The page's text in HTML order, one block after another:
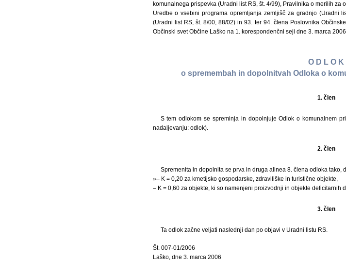
komunalnega prispevka (Uradni list RS, št. 4/99), Pravilnika o merilih za
Uredbe o vsebini programa opremljanja zemljišč za gradnjo (Uradni
(Uradni list RS, št. 8/00, 88/02) in 93. ter 94. člena Poslovnika
Občinski svet Občine Laško na 1. korespondenčni seji dne 3. marca 2006
O D L O K
o spremembah in dopolnitvah Odloka o
1. člen
S tem odlokom se spreminja in dopolnjuje Odlok o komunalnem
nadaljevanju: odlok).
2. člen
Spremenita in dopolnita se prva in druga alinea 8. člena odloka tako,
»– K = 0,20 za kmetijsko gospodarske, zdraviliške in turistične objekte,
– K = 0,60 za objekte, ki so namenjeni proizvodnji in objekte deficitarnih
3. člen
Ta odlok začne veljati naslednji dan po objavi v Uradni listu RS.
Št. 007-01/2006
Laško, dne 3. marca 2006